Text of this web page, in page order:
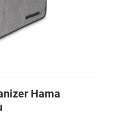
Hama